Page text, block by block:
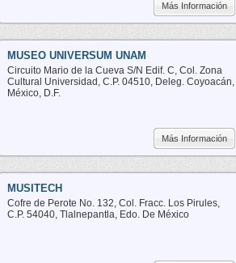
Más Información
MUSEO UNIVERSUM UNAM
Circuito Mario de la Cueva S/N Edif. C, Col. Zona
Cultural Universidad, C.P. 04510, Deleg. Coyoacán,
México, D.F.
Más Información
MUSITECH
Cofre de Perote No. 132, Col. Fracc. Los Pirules,
C.P. 54040, Tlalnepantla, Edo. De México